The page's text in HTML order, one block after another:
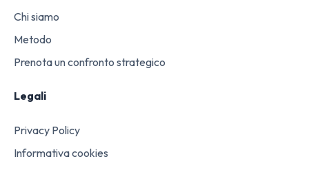
Chi siamo
Metodo
Prenota un confronto strategico
Legali
Privacy Policy
Informativa cookies